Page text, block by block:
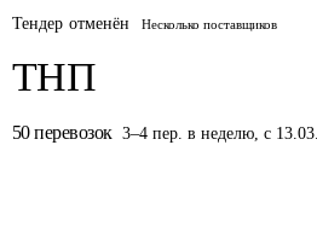
Тендер отменён Несколько поставщиков
ТНП
50 перевозок 3–4 пер. в неделю, с